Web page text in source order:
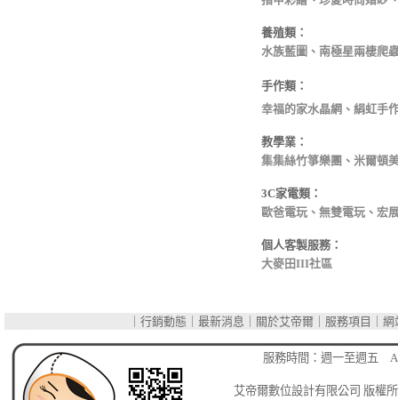
養殖類：
水族藍圖、南極星兩棲爬
手作類：
幸福的家水晶網、絹虹手
教學業：
集集絲竹箏樂團、米爾頓
3C家電類：
歐爸電玩、無雙電玩、宏
個人客製服務：
大麥田III社區
台
行銷動態 最新消息 關於艾帝爾｜ 服務項目 網
服務時間：週一至週五
艾帝爾數位設計有限公司 版權